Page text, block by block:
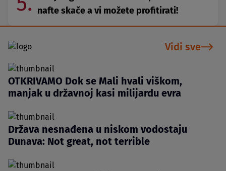
nafte skače a vi možete profitirati!
Vidi sve
OTKRIVAMO Dok se Mali hvali viškom,
manjak u državnoj kasi milijardu evra
Država nesnađena u niskom vodostaju
Dunava: Not great, not terrible